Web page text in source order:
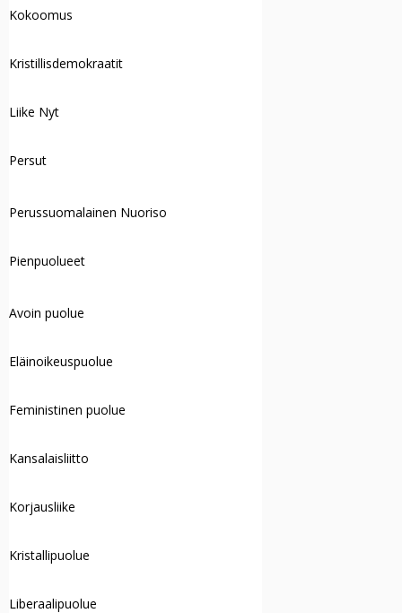
Kokoomus
Kristillisdemokraatit
Liike Nyt
Persut
Perussuomalainen Nuoriso
Pienpuolueet
Avoin puolue
Eläinoikeuspuolue
Feministinen puolue
Kansalaisliitto
Korjausliike
Kristallipuolue
Liberaalipuolue